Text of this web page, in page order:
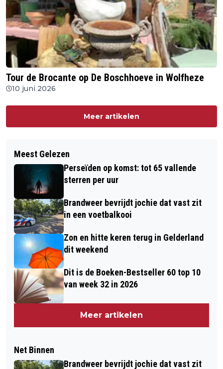
Tour de Brocante op De Boschhoeve in Wolfheze
10 juni 2026
Meer artikelen
Meest Gelezen
Perseïden op komst: tot 65 vallende
sterren per uur
Brandweer bevrijdt jochie dat vast zit
in een voetbalkooi
Zon en hitte keren terug in Gelderland
dit weekend
Dit is de Boeken-Bestseller 60 top 10
van week 32 in 2026
Meer artikelen
Net Binnen
Brandweer bevrijdt jochie dat vast zit